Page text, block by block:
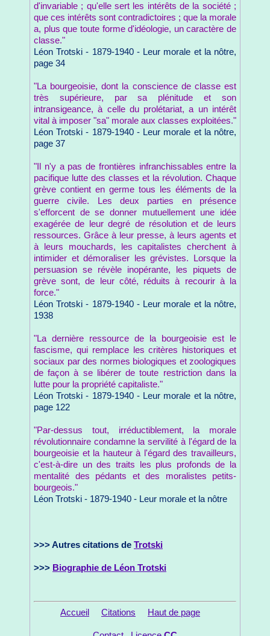
d'invariable ; qu'elle sert les intérêts de la société ;
que ces intérêts sont contradictoires ; que la morale
a, plus que toute forme d'idéologie, un caractère de
classe."
Léon Trotski - 1879-1940 - Leur morale et la nôtre,
page 34
"La bourgeoisie, dont la conscience de classe est
très supérieure, par sa plénitude et son
intransigeance, à celle du prolétariat, a un intérêt
vital à imposer "sa" morale aux classes exploitées."
Léon Trotski - 1879-1940 - Leur morale et la nôtre,
page 37
"Il n'y a pas de frontières infranchissables entre la
pacifique lutte des classes et la révolution. Chaque
grève contient en germe tous les éléments de la
guerre civile. Les deux parties en présence
s'efforcent de se donner mutuellement une idée
exagérée de leur degré de résolution et de leurs
ressources. Grâce à leur presse, à leurs agents et
à leurs mouchards, les capitalistes cherchent à
intimider et démoraliser les grévistes. Lorsque la
persuasion se révèle inopérante, les piquets de
grève sont, de leur côté, réduits à recourir à la
force."
Léon Trotski - 1879-1940 - Leur morale et la nôtre,
1938
"La dernière ressource de la bourgeoisie est le
fascisme, qui remplace les critères historiques et
sociaux par des normes biologiques et zoologiques
de façon à se libérer de toute restriction dans la
lutte pour la propriété capitaliste."
Léon Trotski - 1879-1940 - Leur morale et la nôtre,
page 122
"Par-dessus tout, irréductiblement, la morale
révolutionnaire condamne la servilité à l'égard de la
bourgeoisie et la hauteur à l'égard des travailleurs,
c'est-à-dire un des traits les plus profonds de la
mentalité des pédants et des moralistes petits-
bourgeois."
Léon Trotski - 1879-1940 - Leur morale et la nôtre
>>> Autres citations de Trotski
>>> Biographie de Léon Trotski
Accueil Citations Haut de page